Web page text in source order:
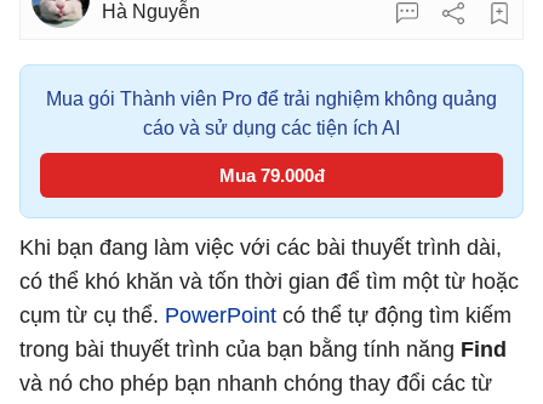
Hà Nguyễn
Mua gói Thành viên Pro để trải nghiệm không quảng
cáo và sử dụng các tiện ích AI
Mua 79.000đ
Khi bạn đang làm việc với các bài thuyết trình dài,
có thể khó khăn và tốn thời gian để tìm một từ hoặc
cụm từ cụ thể. PowerPoint có thể tự động tìm kiếm
trong bài thuyết trình của bạn bằng tính năng Find
và nó cho phép bạn nhanh chóng thay đổi các từ